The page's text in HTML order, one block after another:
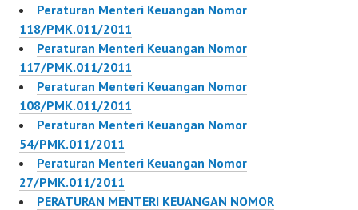
Keuangan Nomor
55/PMK.011/2010
Peraturan Menteri
Keuangan Nomor
50/PMK.011/2010
Peraturan…
Peraturan Menteri Keuangan Nomor
118/PMK.011/2011
Peraturan Menteri Keuangan Nomor
117/PMK.011/2011
Peraturan Menteri Keuangan Nomor
108/PMK.011/2011
Peraturan Menteri Keuangan Nomor
54/PMK.011/2011
Peraturan Menteri Keuangan Nomor
27/PMK.011/2011
PERATURAN MENTERI KEUANGAN NOMOR